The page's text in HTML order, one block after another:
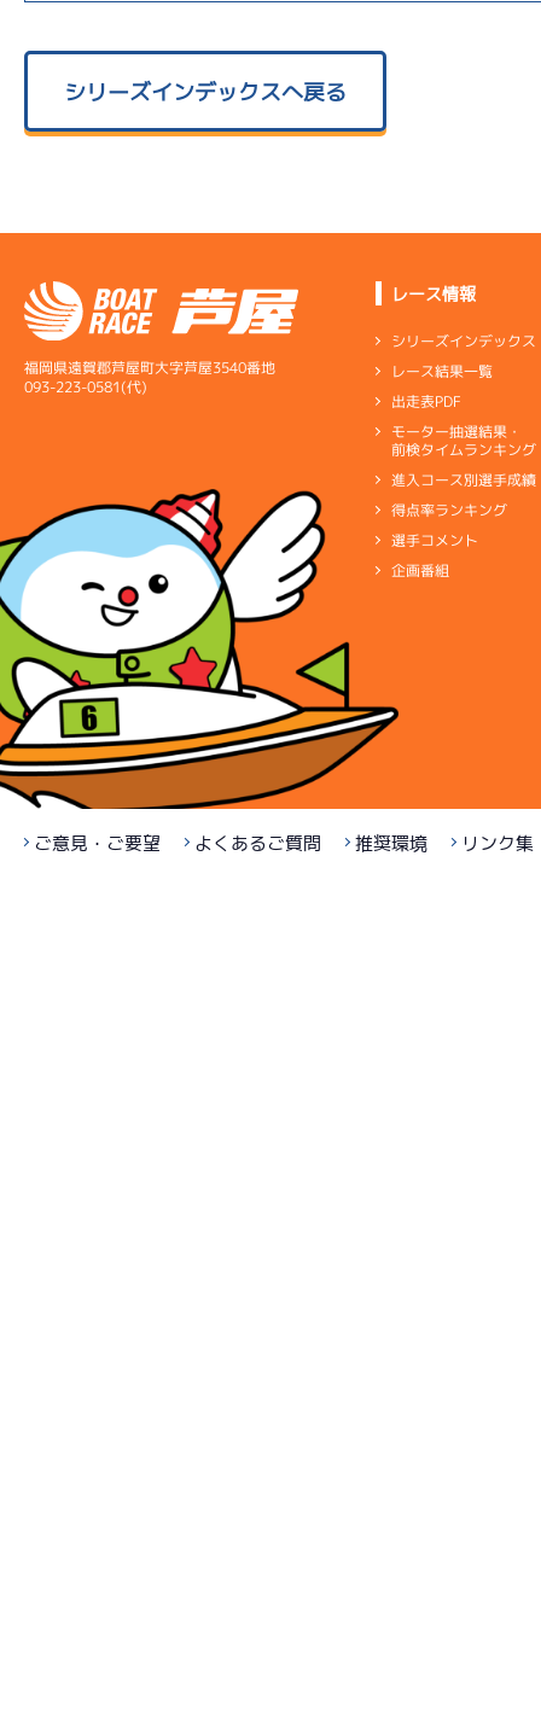
シリーズインデックスへ戻る
福岡県遠賀郡芦屋町大字芦屋3540番地
093-223-0581(代)
レース情報
シリーズインデックス
レース結果一覧
出走表PDF
モーター抽選結果・
前検タイムランキング
進入コース別選手成績
得点率ランキング
選手コメント
企画番組
ご意見・ご要望 よくあるご質問 推奨環境 リンク集